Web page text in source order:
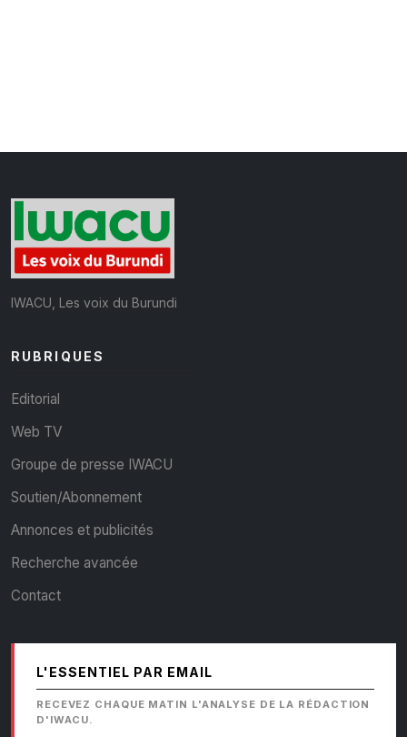
IWACU, Les voix du Burundi
RUBRIQUES
Editorial
Web TV
Groupe de presse IWACU
Soutien/Abonnement
Annonces et publicités
Recherche avancée
Contact
L'ESSENTIEL PAR EMAIL
RECEVEZ CHAQUE MATIN L'ANALYSE DE LA RÉDACTION
D'IWACU.